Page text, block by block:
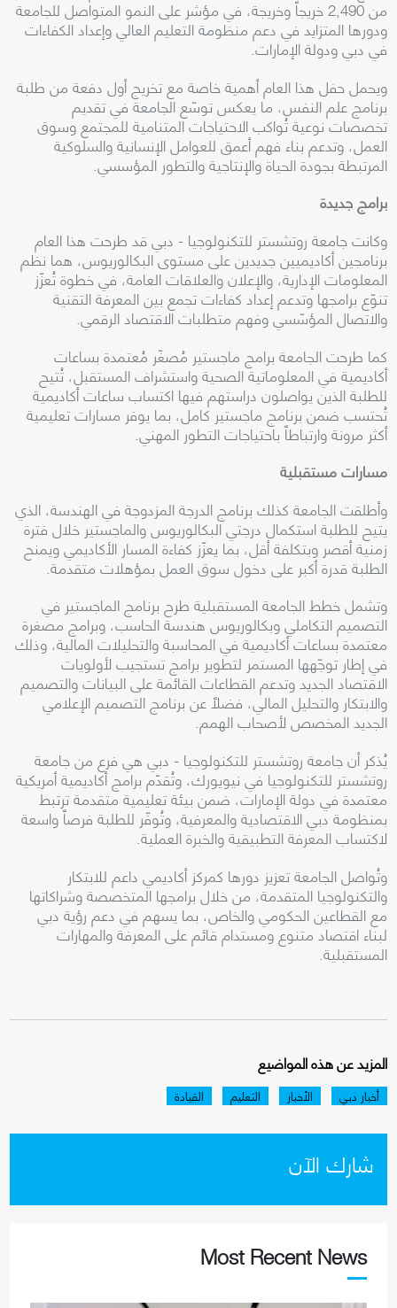
من 2,490 خريجاً وخريجة، في مؤشر على النمو المتواصل للجامعة
ودورها المتزايد في دعم منظومة التعليم العالي وإعداد الكفاءات
في دبي ودولة الإمارات.
ويحمل حفل هذا العام أهمية خاصة مع تخريج أول دفعة من طلبة
برنامج علم النفس، ما يعكس توسّع الجامعة في تقديم
تخصصات نوعية تُواكب الاحتياجات المتنامية للمجتمع وسوق
العمل، وتدعم بناء فهم أعمق للعوامل الإنسانية والسلوكية
المرتبطة بجودة الحياة والإنتاجية والتطور المؤسسي.
برامج جديدة
وكانت جامعة روتشستر للتكنولوجيا - دبي قد طرحت هذا العام
برنامجين أكاديميين جديدين على مستوى البكالوريوس، هما نظم
المعلومات الإدارية، والإعلان والعلاقات العامة، في خطوة تُعزّز
تنوّع برامجها وتدعم إعداد كفاءات تجمع بين المعرفة التقنية
والاتصال المؤسّسي وفهم متطلبات الاقتصاد الرقمي.
كما طرحت الجامعة برامج ماجستير مُصغّر مُعتمدة بساعات
أكاديمية في المعلوماتية الصحية واستشراف المستقبل، تُتيح
للطلبة الذين يواصلون دراستهم فيها اكتساب ساعات أكاديمية
تُحتسب ضمن برنامج ماجستير كامل، بما يوفر مسارات تعليمية
أكثر مرونة وارتباطاً باحتياجات التطور المهني.
مسارات مستقبلية
وأطلقت الجامعة كذلك برنامج الدرجة المزدوجة في الهندسة، الذي
يتيح للطلبة استكمال درجتي البكالوريوس والماجستير خلال فترة
زمنية أقصر وبتكلفة أقل، بما يعزّز كفاءة المسار الأكاديمي ويمنح
الطلبة قدرة أكبر على دخول سوق العمل بمؤهلات متقدمة.
وتشمل خطط الجامعة المستقبلية طرح برنامج الماجستير في
التصميم التكاملي وبكالوريوس هندسة الحاسب، وبرامج مصغرة
معتمدة بساعات أكاديمية في المحاسبة والتحليلات المالية، وذلك
في إطار توجّهها المستمر لتطوير برامج تستجيب لأولويات
الاقتصاد الجديد وتدعم القطاعات القائمة على البيانات والتصميم
والابتكار والتحليل المالي، فضلاً عن برنامج التصميم الإعلامي
الجديد المخصص لأصحاب الهمم.
يُذكر أن جامعة روتشستر للتكنولوجيا - دبي هي فرع من جامعة
روتشستر للتكنولوجيا في نيويورك، وتُقدّم برامج أكاديمية أمريكية
معتمدة في دولة الإمارات، ضمن بيئة تعليمية متقدمة ترتبط
بمنظومة دبي الاقتصادية والمعرفية، وتُوفّر للطلبة فرصاً واسعة
لاكتساب المعرفة التطبيقية والخبرة العملية.
وتُواصل الجامعة تعزيز دورها كمركز أكاديمي داعم للابتكار
والتكنولوجيا المتقدمة، من خلال برامجها المتخصصة وشراكاتها
مع القطاعين الحكومي والخاص، بما يسهم في دعم رؤية دبي
لبناء اقتصاد متنوع ومستدام قائم على المعرفة والمهارات
المستقبلية.
المزيد عن هذه المواضيع
أخبار دبي الأخبار التعليم القيادة
شارك الآن
Most Recent News